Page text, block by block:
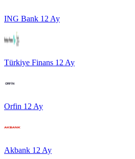
ING Bank 12 Ay
Türkiye Finans 12 Ay
Orfin 12 Ay
Akbank 12 Ay